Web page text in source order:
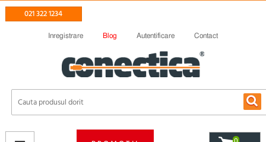
021 322 1234
Inregistrare Blog Autentificare Contact
0